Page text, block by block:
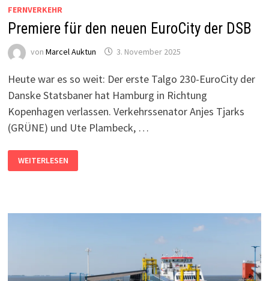
FERNVERKEHR
Premiere für den neuen EuroCity der DSB
von Marcel Auktun 3. November 2025
Heute war es so weit: Der erste Talgo 230-EuroCity der
Danske Statsbaner hat Hamburg in Richtung
Kopenhagen verlassen. Verkehrssenator Anjes Tjarks
(GRÜNE) und Ute Plambeck, …
FÜR
DEN
WEITERLESEN